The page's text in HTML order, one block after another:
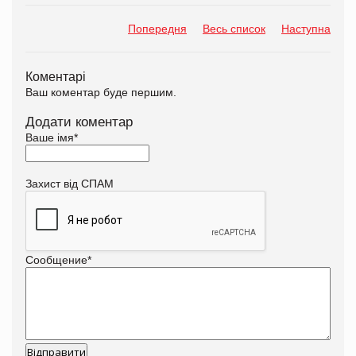
Попередня Весь список Наступна
Коментарі
Ваш коментар буде першим.
Додати коментар
Ваше імя*
Захист від СПАМ
Сообщение*